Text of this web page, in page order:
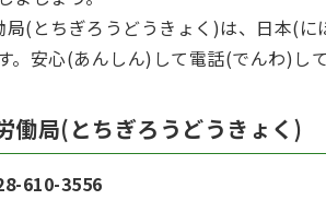
局(とちぎろうどうきょく)は、日本(
。安心(あんしん)して電話(でんわ)し
働局(とちぎろうどうきょく)
610-3556